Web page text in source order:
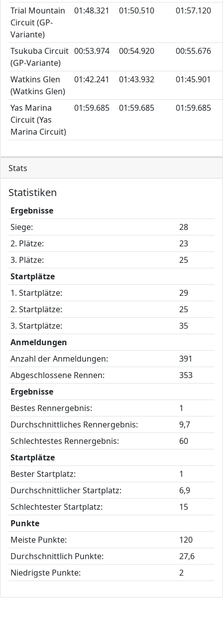
Trial Mountain
Circuit (GP-
Variante)
01:48.321 01:50.510 01:57.120
Tsukuba Circuit
(GP-Variante)
00:53.974 00:54.920 00:55.676
Watkins Glen
(Watkins Glen)
01:42.241 01:43.932 01:45.901
Yas Marina
Circuit (Yas
Marina Circuit)
01:59.685 01:59.685 01:59.685
Stats
Statistiken
Ergebnisse
Siege:
28
2. Plätze:
23
3. Plätze:
25
Startplätze
1. Startplätze:
29
2. Startplätze:
25
3. Startplätze:
35
Anmeldungen
Anzahl der Anmeldungen:
391
Abgeschlossene Rennen:
353
Ergebnisse
Bestes Rennergebnis:
1
Durchschnittliches Rennergebnis:
9,7
Schlechtestes Rennergebnis:
60
Startplätze
Bester Startplatz:
1
Durchschnittlicher Startplatz:
6,9
Schlechtester Startplatz:
15
Punkte
Meiste Punkte:
120
Durchschnittlich Punkte:
27,6
Niedrigste Punkte:
2